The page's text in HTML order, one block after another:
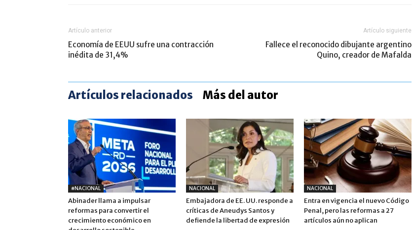
Artículo anterior
Economía de EEUU sufre una contracción
inédita de 31,4%
Artículo siguiente
Fallece el reconocido dibujante argentino
Quino, creador de Mafalda
Artículos relacionados Más del autor
#NACIONAL
Abinader llama a impulsar
reformas para convertir el
crecimiento económico en
NACIONAL
Embajadora de EE. UU. responde a
críticas de Aneudys Santos y
defiende la libertad de expresión
NACIONAL
Entra en vigencia el nuevo Código
Penal, pero las reformas a 27
artículos aún no aplican